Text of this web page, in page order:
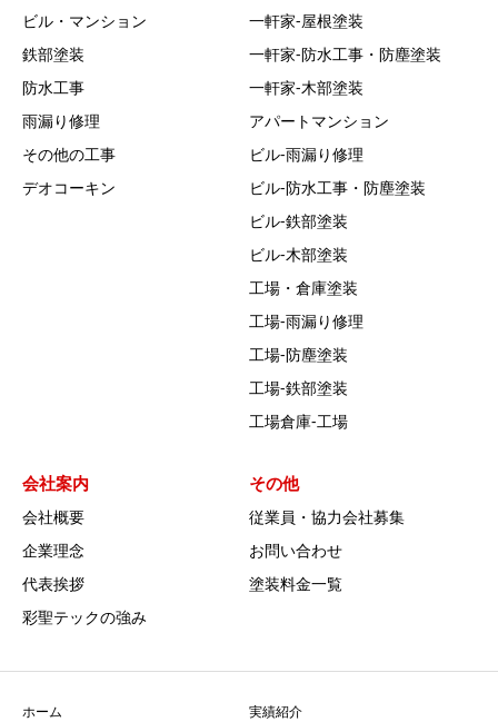
ビル・マンション
鉄部塗装
防水工事
雨漏り修理
その他の工事
デオコーキン
一軒家‐屋根塗装
一軒家‐防水工事・防塵塗装
一軒家‐木部塗装
アパートマンション
ビル‐雨漏り修理
ビル‐防水工事・防塵塗装
ビル‐鉄部塗装
ビル‐木部塗装
工場・倉庫塗装
工場‐雨漏り修理
工場‐防塵塗装
工場‐鉄部塗装
工場倉庫-工場
会社案内
会社概要
企業理念
代表挨拶
彩聖テックの強み
その他
従業員・協力会社募集
お問い合わせ
塗装料金一覧
ホーム 実績紹介